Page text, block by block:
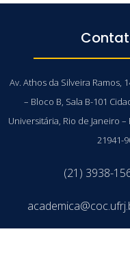
Av. Athos da Silveira Ramos,
– Bloco B, Sala B-101
Universitária, Rio de Janeiro –
21941-
(21) 3938-